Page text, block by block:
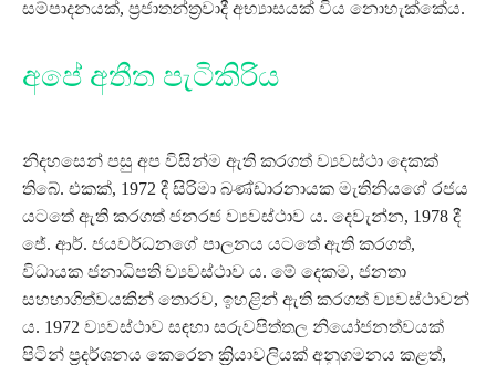
සම්පාදනයක්, ප්‍රජාතන්ත්‍රවාදී අභ්‍යාසයක් විය නොහැක්කේය.
අපේ අතීත පැටිකිරිය
නිදහසෙන් පසු අප විසින්ම ඇති කරගත් ව්‍යවස්ථා දෙකක්
තිබේ. එකක්, 1972 දී සිරිමා බණ්ඩාරනායක මැතිනියගේ රජය
යටතේ ඇති කරගත් ජනරජ ව්‍යවස්ථාව ය. දෙවැන්න, 1978 දී
ජේ. ආර්. ජයවර්ධනගේ පාලනය යටතේ ඇති කරගත්,
විධායක ජනාධිපති ව්‍යවස්ථාව ය. මේ දෙකම, ජනතා
සහභාගිත්වයකින් තොරව, ඉහළින් ඇති කරගත් ව්‍යවස්ථාවන්
ය. 1972 ව්‍යවස්ථාව සඳහා සරුවපිත්තල නියෝජනත්වයක්
පිටින් ප්‍රදර්ශනය කෙරෙන ක්‍රියාවලියක් අනුගමනය කළත්,